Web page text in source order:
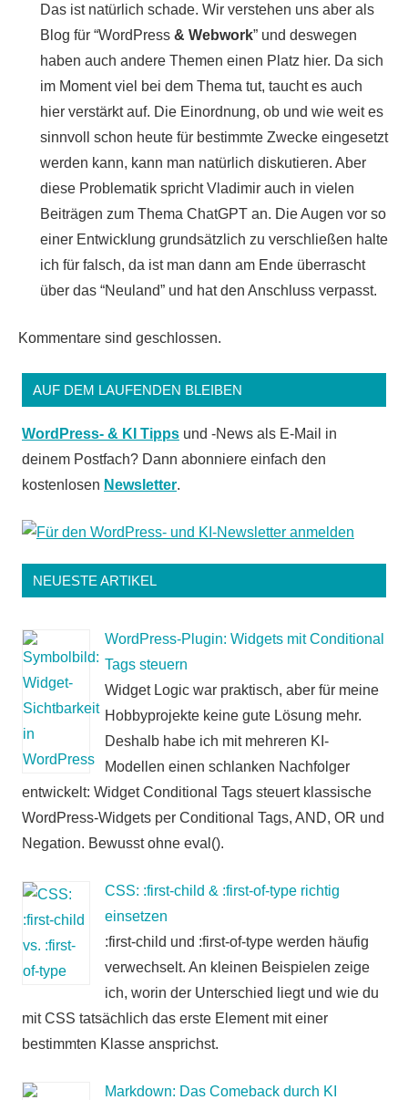
Das ist natürlich schade. Wir verstehen uns aber als
Blog für “WordPress & Webwork” und deswegen
haben auch andere Themen einen Platz hier. Da sich
im Moment viel bei dem Thema tut, taucht es auch
hier verstärkt auf. Die Einordnung, ob und wie weit es
sinnvoll schon heute für bestimmte Zwecke eingesetzt
werden kann, kann man natürlich diskutieren. Aber
diese Problematik spricht Vladimir auch in vielen
Beiträgen zum Thema ChatGPT an. Die Augen vor so
einer Entwicklung grundsätzlich zu verschließen halte
ich für falsch, da ist man dann am Ende überrascht
über das “Neuland” und hat den Anschluss verpasst.
Kommentare sind geschlossen.
AUF DEM LAUFENDEN BLEIBEN
WordPress- & KI Tipps und -News als E-Mail in
deinem Postfach? Dann abonniere einfach den
kostenlosen Newsletter.
NEUESTE ARTIKEL
WordPress-Plugin: Widgets mit Conditional
Tags steuern
Widget Logic war praktisch, aber für meine
Hobbyprojekte keine gute Lösung mehr.
Deshalb habe ich mit mehreren KI-
Modellen einen schlanken Nachfolger
entwickelt: Widget Conditional Tags steuert klassische
WordPress-Widgets per Conditional Tags, AND, OR und
Negation. Bewusst ohne eval().
CSS: :first-child & :first-of-type richtig
einsetzen
:first-child und :first-of-type werden häufig
verwechselt. An kleinen Beispielen zeige
ich, worin der Unterschied liegt und wie du
mit CSS tatsächlich das erste Element mit einer
bestimmten Klasse ansprichst.
Markdown: Das Comeback durch KI